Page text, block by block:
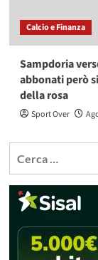
Calcio e Finanza
Sampdoria
abbonati però
della rosa
Sport Over